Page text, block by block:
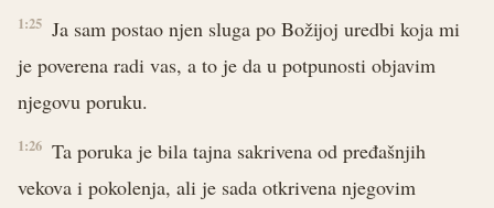
1:25 Ja sam postao njen sluga po Božijoj uredbi koja mi
je poverena radi vas, a to je da u potpunosti objavim
njegovu poruku.
1:26 Ta poruka je bila tajna sakrivena od pređašnjih
vekova i pokolenja, ali je sada otkrivena njegovim